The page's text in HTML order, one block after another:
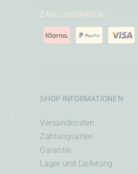
ZAHLUNGSARTEN:
SHOP INFORMATIONEN
Versandkosten
Zahlungsarten
Garantie
Lager und Lieferung